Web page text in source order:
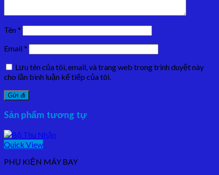
Tên*
Email*
Lưu tên của tôi, email, và trang web trong trình duyệt này
cho lần bình luận kế tiếp của tôi.
Sản phẩm tương tự
Quick View
PHỤ KIỆN MÁY BAY